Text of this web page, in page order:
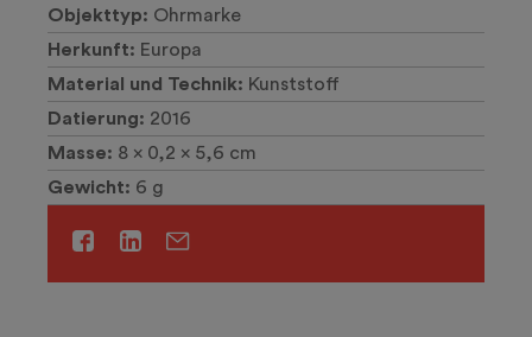
Objekttyp: Ohrmarke
Herkunft: Europa
Material und Technik: Kunststoff
Datierung: 2016
Masse: 8 x 0,2 x 5,6 cm
Gewicht: 6 g